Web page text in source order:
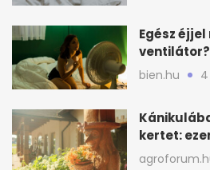
Egész
ventilátor?
hőségben
bien.hu
kertet:
e a hőséget